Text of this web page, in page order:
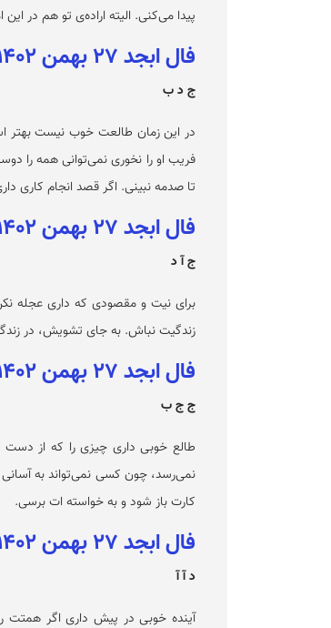
پیدا می‌کنی. الیته اراده‌ی تو هم در
فال ابجد ۲۷ بهمن ۱۴۰۲ برای متولدین تیر
ج د ب
در این زمان طالعت خوب نیست
فریب او را نخوری نمی‌توانی همه را
تا صدمه نبینی. اگر قصد انجام کاری
فال ابجد ۲۷ بهمن ۱۴۰۲ برای متولدین مرداد
ج آ د
برای نیت و مقصودی که داری عجله
زندگیت نباش. به جای تشویش، در
فال ابجد ۲۷ بهمن ۱۴۰۲ برای متولدین شهریور
ج ج ب
طالع خوبی داری چیزی را که از دست
نمی‌رسد، چون کسی نمی‌تواند به
کارت باز شود و به خواسته ات برسی.
فال ابجد ۲۷ بهمن ۱۴۰۲ برای متولدین مهر
د آ آ
آینده‌ خوبی در پیش داری اگر همتت